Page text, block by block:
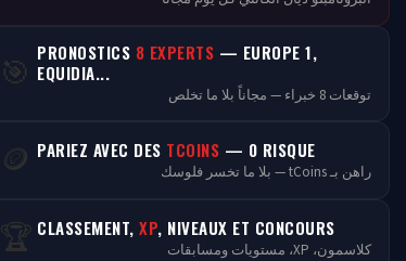
🎯 PRONOSTICS 8 EXPERTS — EUROPE 1,
EQUIDIA...
توقعات 8 خبراء — مجاناً بلا ما تخلص
🪙 PARIEZ AVEC DES TCOINS — 0 RISQUE
راهن بـ tCoins — بلا ما تخسر فلوسك
🏆 CLASSEMENT, XP, NIVEAUX ET CONCOURS
كلاسمون، XP، مستويات ومسابقات